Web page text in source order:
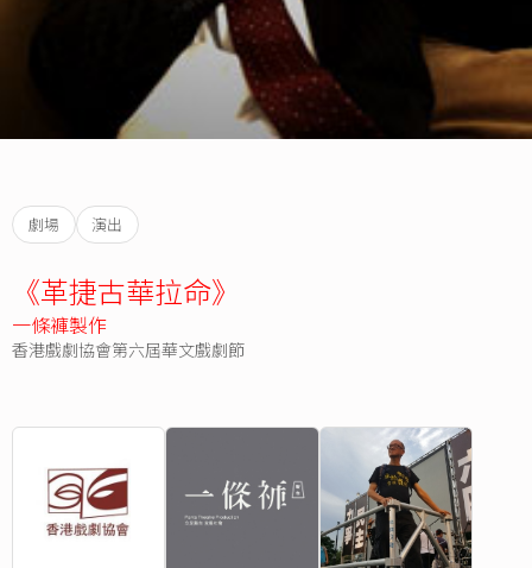
劇場 演出
《革捷古華拉命》
一條褲製作
香港戲劇協會第六屆華文戲劇節